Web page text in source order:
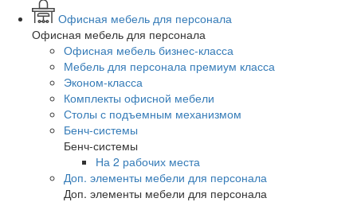
Офисная мебель для персонала
Офисная мебель для персонала
Офисная мебель бизнес-класса
Мебель для персонала премиум класса
Эконом-класса
Комплекты офисной мебели
Столы с подъемным механизмом
Бенч-системы
Бенч-системы
На 2 рабочих места
Доп. элементы мебели для персонала
Доп. элементы мебели для персонала